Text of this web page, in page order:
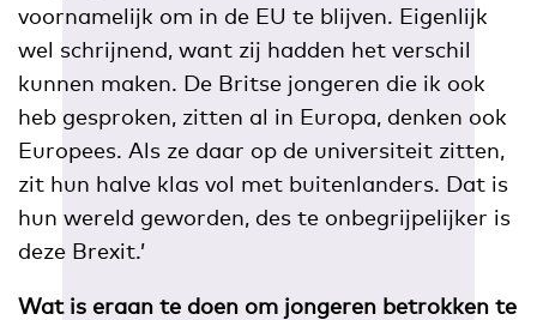
voornamelijk om in de EU te blijven. Eigenlijk
wel schrijnend, want zij hadden het verschil
kunnen maken. De Britse jongeren die ik ook
heb gesproken, zitten al in Europa, denken ook
Europees. Als ze daar op de universiteit zitten,
zit hun halve klas vol met buitenlanders. Dat is
hun wereld geworden, des te onbegrijpelijker is
deze Brexit.’
Wat is eraan te doen om jongeren betrokken te